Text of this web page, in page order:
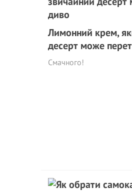
Лимонний крем,
десерт може
Смачного!